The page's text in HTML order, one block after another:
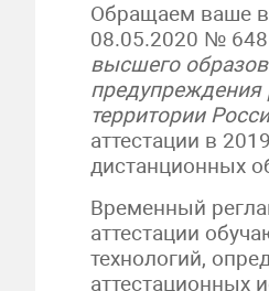
Обращаем ваше
08.05.2020 №
высшего
предупреждения
территории
аттестации в
дистанционных
Временный
аттестации
технологий,
аттестационных